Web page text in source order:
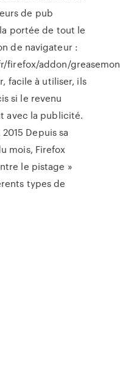
de pub
portée de tout le
de navigateur :
firefox/addon/
facile à utiliser, ils
si le revenu
avec la publicité.
Depuis sa
mois, Firefox
le pistage »
types de